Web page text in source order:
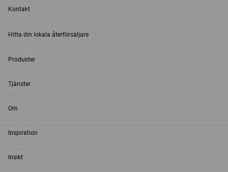
Kontakt
Hitta din lokala återförsäljare
Produkter
Tjänster
Om
Inspiration
Insikt